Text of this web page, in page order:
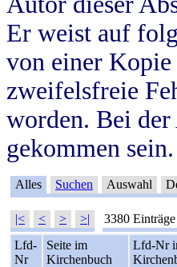
Er weist auf
von einer
zweifelsfreie
worden. Bei
gekommen
Alles Suchen Auswahl
|< < > >| 3380 Einträge
Lfd-
Nr
Seite im
Kirchenbuch
Lfd-Nr